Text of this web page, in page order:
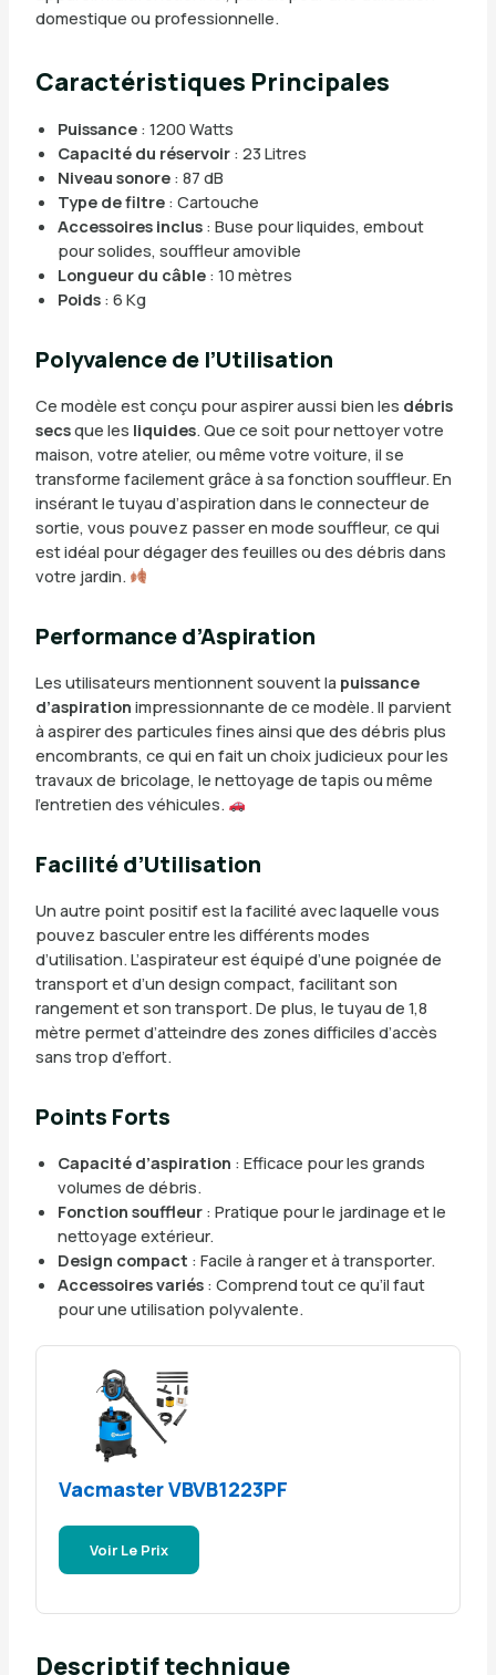
domestique ou professionnelle.
Caractéristiques Principales
Puissance: 1200 Watts
Capacité du réservoir: 23 Litres
Niveau sonore: 87 dB
Type de filtre: Cartouche
Accessoires inclus: Buse pour liquides, embout
pour solides, souffleur amovible
Longueur du câble: 10 mètres
Poids: 6 Kg
Polyvalence de l’Utilisation
Ce modèle est conçu pour aspirer aussi bien les débris
secsque les liquides. Que ce soit pour nettoyer votre
maison, votre atelier, ou même votre voiture, il se
transforme facilement grâce à sa fonction souffleur. En
insérant le tuyau d’aspiration dans le connecteur de
sortie, vous pouvez passer en mode souffleur, ce qui
est idéal pour dégager des feuilles ou des débris dans
votre jardin.
Performance d’Aspiration
Les utilisateurs mentionnent souvent la puissance
d’aspiration impressionnante de ce modèle. Il parvient
à aspirer des particules fines ainsi que des débris plus
encombrants, ce qui en fait un choix judicieux pour les
travaux de bricolage, le nettoyage de tapis ou même
l’entretien des véhicules.
Facilité d’Utilisation
Un autre point positif est la facilité avec laquelle vous
pouvez basculer entre les différents modes
d’utilisation. L’aspirateur est équipé d’une poignée de
transport et d’un design compact, facilitant son
rangement et son transport. De plus, le tuyau de 1,8
mètre permet d’atteindre des zones difficiles d’accès
sans trop d’effort.
Points Forts
Capacité d’aspiration : Efficace pour les grands
volumes de débris.
Fonction souffleur: Pratique pour le jardinage et le
nettoyage extérieur.
Design compact : Facile à ranger et à transporter.
Accessoires variés: Comprend tout ce qu’il faut
pour une utilisation polyvalente.
Vacmaster VBVB1223PF
Voir Le Prix
Descriptif technique